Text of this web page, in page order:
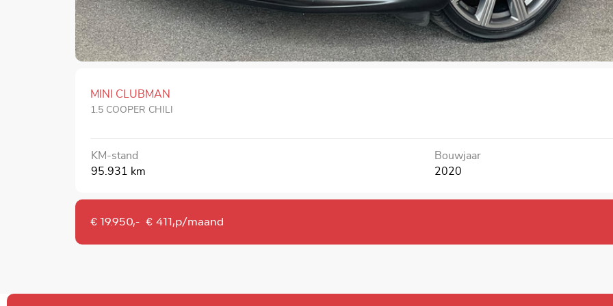
MINI CLUBMAN
1.5 COOPER CHILI
KM-stand
95.931 km
Bouwjaar
2020
€ 19.950,- € 411,p/maand